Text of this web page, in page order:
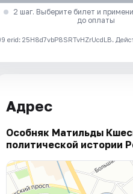
2 шаг. Выберите билет и
до оплаты
25H8d7vbP8SRTvHZrUcdLB.
Адрес
Особняк Матильды
политической истории